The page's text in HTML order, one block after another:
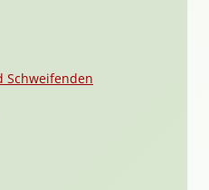
Schweifenden